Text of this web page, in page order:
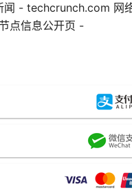
- techcrunch.com 网
点信息公开页 -